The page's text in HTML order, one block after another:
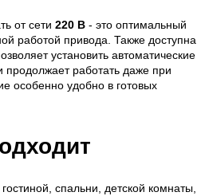
от сети 220 В - это оптимальный
работой привода. Также доступна
установить автоматические
продолжает работать даже при
особенно удобно в готовых
спальни, детской комнаты,